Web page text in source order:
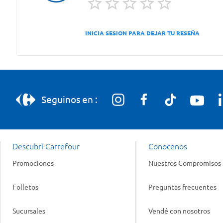
INICIA SESION PARA DEJAR TU RESEÑA
Seguinos en :
Descubrí Carrefour
Promociones
Folletos
Sucursales
Conocenos
Nuestros Compromisos
Preguntas frecuentes
Vendé con nosotros